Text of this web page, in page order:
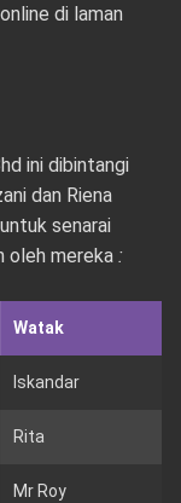
di laman
ini dibintangi
dan Riena
senarai
oleh mereka:
Watak
Iskandar
Rita
Mr Roy